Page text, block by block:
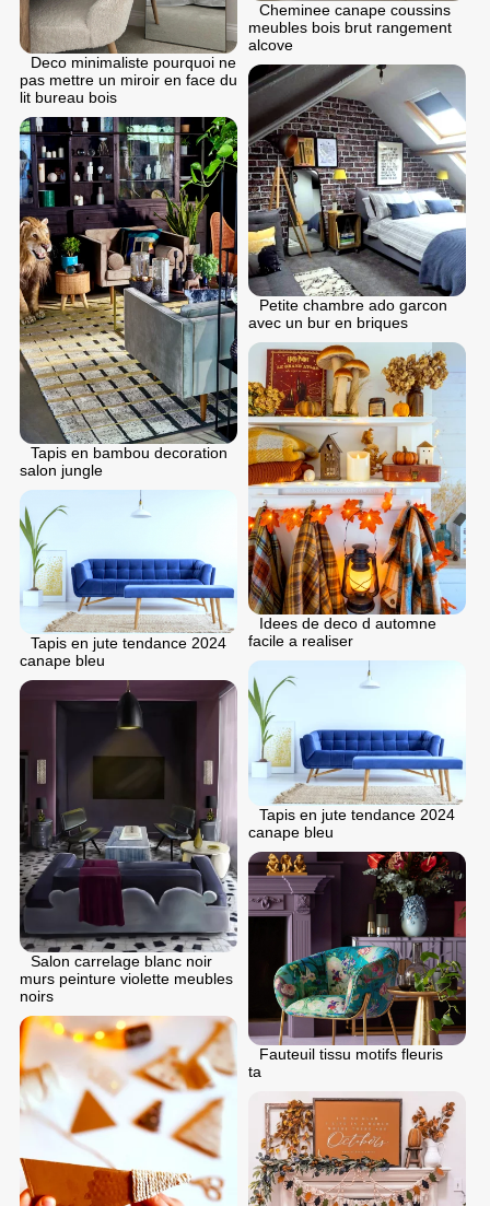
Cheminee canape coussins
meubles bois brut rangement
alcove
Deco minimaliste pourquoi ne
pas mettre un miroir en face du
lit bureau bois
Petite chambre ado garcon
avec un bur en briques
Tapis en bambou decoration
salon jungle
Idees de deco d automne
facile a realiser
Tapis en jute tendance 2024
canape bleu
Tapis en jute tendance 2024
canape bleu
Salon carrelage blanc noir
murs peinture violette meubles
noirs
Fauteuil tissu motifs fleuris
ta